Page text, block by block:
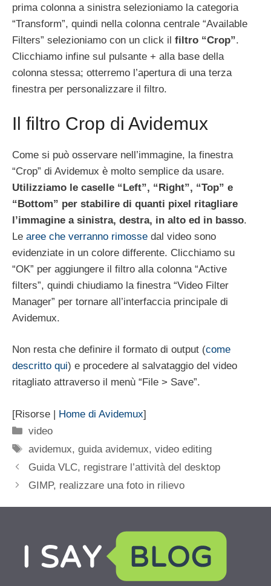
prima colonna a sinistra selezioniamo la categoria
“Transform”, quindi nella colonna centrale “Available
Filters” selezioniamo con un click il filtro “Crop”.
Clicchiamo infine sul pulsante + alla base della
colonna stessa; otterremo l’apertura di una terza
finestra per personalizzare il filtro.
Il filtro Crop di Avidemux
Come si può osservare nell’immagine, la finestra
“Crop” di Avidemux è molto semplice da usare.
Utilizziamo le caselle “Left”, “Right”, “Top” e
“Bottom” per stabilire di quanti pixel ritagliare
l’immagine a sinistra, destra, in alto ed in basso.
Le aree che verranno rimosse dal video sono
evidenziate in un colore differente. Clicchiamo su
“OK” per aggiungere il filtro alla colonna “Active
filters”, quindi chiudiamo la finestra “Video Filter
Manager” per tornare all’interfaccia principale di
Avidemux.
Non resta che definire il formato di output (come
descritto qui) e procedere al salvataggio del video
ritagliato attraverso il menù “File > Save”.
[Risorse | Home di Avidemux]
Categorie
video
Tag
avidemux,guida avidemux,video editing
Guida VLC, registrare l’attività del desktop
GIMP, realizzare una foto in rilievo